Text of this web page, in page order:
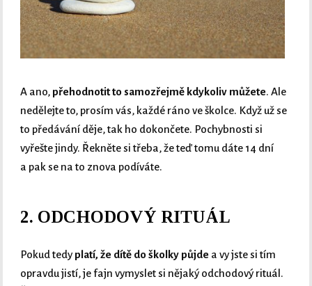
A ano, přehodnotit to samozřejmě kdykoliv můžete. Ale
nedělejte to, prosím vás, každé ráno ve školce. Když už se
to předávání děje, tak ho dokončete. Pochybnosti si
vyřešte jindy. Řekněte si třeba, že teď tomu dáte 14 dní
a pak se na to znova podíváte.
2. ODCHODOVÝ RITUÁL
Pokud tedyplatí, že dítě do školky půjde a vy jste si tím
opravdu jistí, je fajn vymyslet si nějaký odchodový rituál.